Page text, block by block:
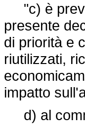
"c) è
presente
di priorità e
riutilizzati,
impatto
d) al